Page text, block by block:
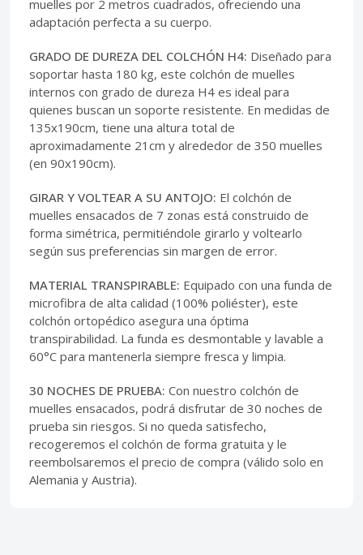
muelles por 2 metros cuadrados, ofreciendo una
adaptación perfecta a su cuerpo.
GRADO DE DUREZA DEL COLCHÓN H4: Diseñado para
soportar hasta 180 kg, este colchón de muelles
internos con grado de dureza H4 es ideal para
quienes buscan un soporte resistente. En medidas de
135x190cm, tiene una altura total de
aproximadamente 21cm y alrededor de 350 muelles
(en 90x190cm).
GIRAR Y VOLTEAR A SU ANTOJO: El colchón de
muelles ensacados de 7 zonas está construido de
forma simétrica, permitiéndole girarlo y voltearlo
según sus preferencias sin margen de error.
MATERIAL TRANSPIRABLE: Equipado con una funda de
microfibra de alta calidad (100% poliéster), este
colchón ortopédico asegura una óptima
transpirabilidad. La funda es desmontable y lavable a
60°C para mantenerla siempre fresca y limpia.
30 NOCHES DE PRUEBA: Con nuestro colchón de
muelles ensacados, podrá disfrutar de 30 noches de
prueba sin riesgos. Si no queda satisfecho,
recogeremos el colchón de forma gratuita y le
reembolsaremos el precio de compra (válido solo en
Alemania y Austria).